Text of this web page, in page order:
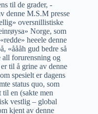
til de grader, -
denne M.S.M presse
oversnillistiske
Norge, som
heeele denne
«åååh gud bedre så
forurensning og
til å grine av denne
spesielt er dagens
status quo, som
en (sakte men
vestlig – global
kjent av denne